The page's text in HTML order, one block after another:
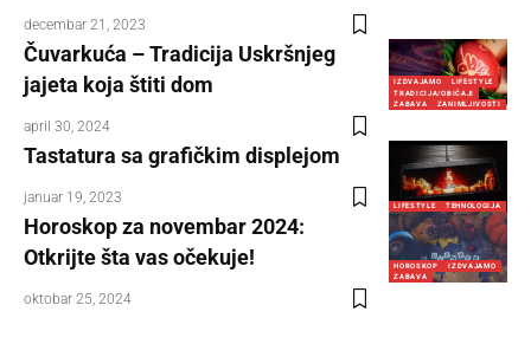
decembar 21, 2023
IZDVAJAMO
LIFESTYLE
TRADICIJA/OBIČAJI
ZABAVA
ZANIMLJIVOSTI
Čuvarkuća – Tradicija Uskršnjeg
jajeta koja štiti dom
april 30, 2024
LIFESTYLE TEHNOLOGIJA
Tastatura sa grafičkim displejom
januar 19, 2023
HOROSKOP
IZDVAJAMO
ZABAVA
Horoskop za novembar 2024:
Otkrijte šta vas očekuje!
oktobar 25, 2024